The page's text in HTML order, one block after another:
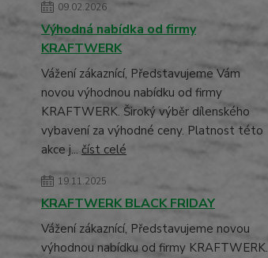
09.02.2026
Výhodná nabídka od firmy
KRAFTWERK
Vážení zákaznící, Představujeme Vám
novou výhodnou nabídku od firmy
KRAFTWERK. Široký výběr dílenského
vybavení za výhodné ceny. Platnost této
akce j... číst celé
19.11.2025
KRAFTWERK BLACK FRIDAY
Vážení zákaznící, Představujeme novou
výhodnou nabídku od firmy KRAFTWERK.